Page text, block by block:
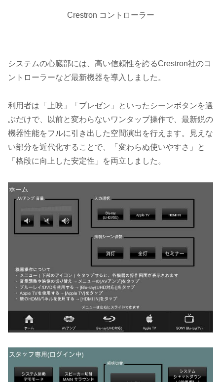
Crestron コントローラー
システムの心臓部には、高い信頼性を誇るCrestron社のコ
ントローラーなど最新機器を導入しました。
利用者は「上映」「プレゼン」といったシーンボタンを選
ぶだけで、以前と変わらないワンタップ操作で、最新鋭の
機器性能をフルに引き出した空間演出を行えます。見えな
い部分を近代化することで、「変わらぬ使いやすさ」と
「格段に向上した安定性」を両立しました。